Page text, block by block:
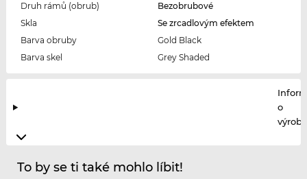
Druh rámů (obrub)
Bezobrubové
Skla
Se zrcadlovým efektem
Barva obruby
Gold Black
Barva skel
Grey Shaded
o
To by se ti také mohlo líbit!